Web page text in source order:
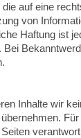
auf eine
von
Haftung ist
Inhalte wir